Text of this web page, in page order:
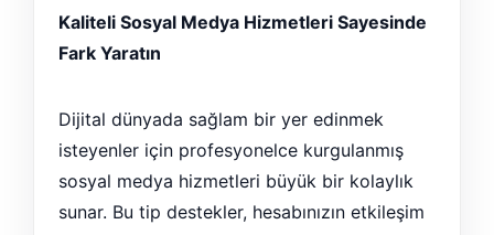
Kaliteli Sosyal Medya Hizmetleri Sayesinde
Fark Yaratın
Dijital dünyada sağlam bir yer edinmek
isteyenler için profesyonelce kurgulanmış
sosyal medya hizmetleri büyük bir kolaylık
sunar. Bu tip destekler, hesabınızın etkileşim